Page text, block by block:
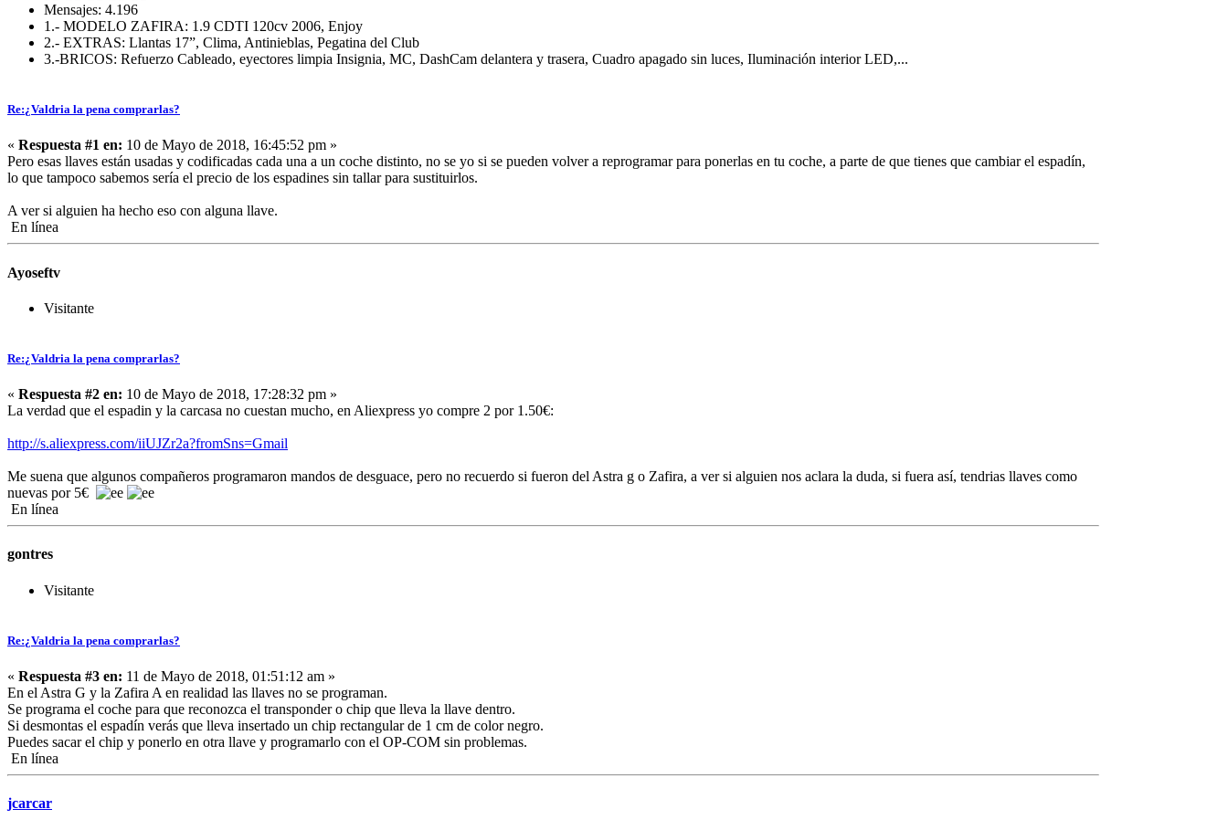
Mensajes: 4.196
1.- MODELO ZAFIRA: 1.9 CDTI 120cv 2006, Enjoy
2.- EXTRAS: Llantas 17”, Clima, Antinieblas, Pegatina del Club
3.-BRICOS: Refuerzo Cableado, eyectores limpia Insignia, MC, DashCam delantera y trasera, Cuadro apagado sin luces, Iluminación interior LED,...
Re:¿Valdria la pena comprarlas?
« Respuesta #1 en: 10 de Mayo de 2018, 16:45:52 pm »
Pero esas llaves están usadas y codificadas cada una a un coche distinto, no se yo si se pueden volver a reprogramar para ponerlas en tu coche, a parte de que tienes que cambiar el espadín,
lo que tampoco sabemos sería el precio de los espadines sin tallar para sustituirlos.
A ver si alguien ha hecho eso con alguna llave.
En línea
Ayoseftv
Visitante
Re:¿Valdria la pena comprarlas?
« Respuesta #2 en: 10 de Mayo de 2018, 17:28:32 pm »
La verdad que el espadin y la carcasa no cuestan mucho, en Aliexpress yo compre 2 por 1.50€:
http://s.aliexpress.com/iiUJZr2a?fromSns=Gmail
Me suena que algunos compañeros programaron mandos de desguace, pero no recuerdo si fueron del Astra g o Zafira, a ver si alguien nos aclara la duda, si fuera así, tendrias llaves como
nuevas por 5€
En línea
gontres
Visitante
Re:¿Valdria la pena comprarlas?
« Respuesta #3 en: 11 de Mayo de 2018, 01:51:12 am »
En el Astra G y la Zafira A en realidad las llaves no se programan.
Se programa el coche para que reconozca el transponder o chip que lleva la llave dentro.
Si desmontas el espadín verás que lleva insertado un chip rectangular de 1 cm de color negro.
Puedes sacar el chip y ponerlo en otra llave y programarlo con el OP-COM sin problemas.
En línea
jcarcar